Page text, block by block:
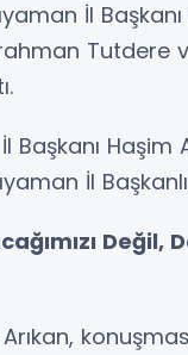
İl Başkanı
Tutdere
Haşim
İl
Değil,